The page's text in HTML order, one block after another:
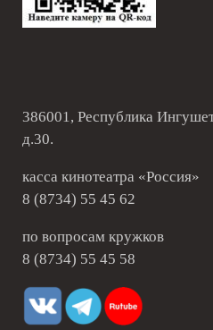
386001, Республика
д.30.
касса кинотеатра «Россия»
8 (8734) 55 45 62
по вопросам кружков
8 (8734) 55 45 58